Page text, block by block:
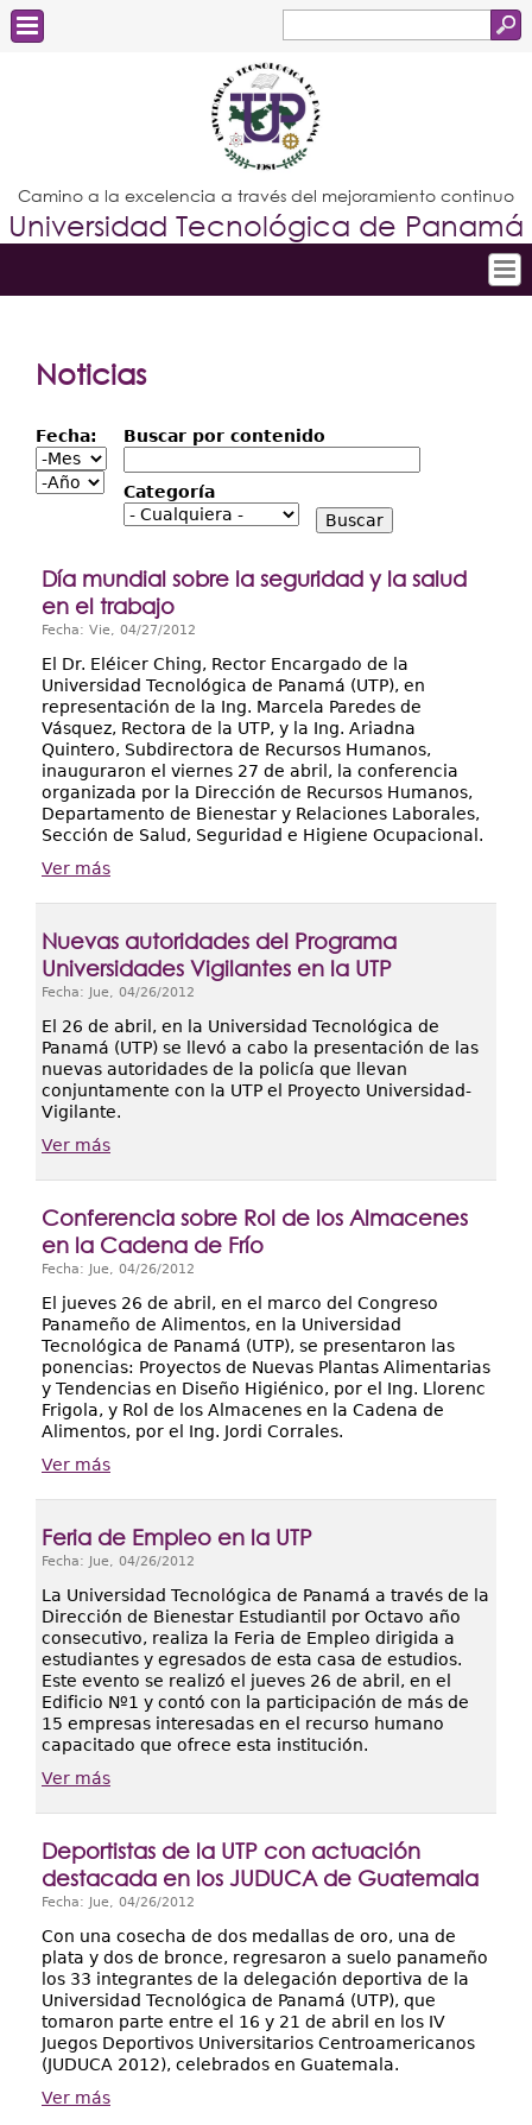
de
búsqueda
Estudiantes
Docentes
Administrativos
Graduados
Camino a la excelencia a través del mejoramiento continuo
Universidad Tecnológica de Panamá
Investigación
Facultades
Centros Regionales
Servicios
Internacional
Transparencia
Noticias
Fecha:
Fecha:
Mes
Año
Buscar por contenido
Categoría
Día mundial sobre la seguridad y la salud
en el trabajo
Fecha: Vie, 04/27/2012
El Dr. Eléicer Ching, Rector Encargado de la
Universidad Tecnológica de Panamá (UTP), en
representación de la Ing. Marcela Paredes de
Vásquez, Rectora de la UTP, y la Ing. Ariadna
Quintero, Subdirectora de Recursos Humanos,
inauguraron el viernes 27 de abril, la conferencia
organizada por la Dirección de Recursos Humanos,
Departamento de Bienestar y Relaciones Laborales,
Sección de Salud, Seguridad e Higiene Ocupacional.
Ver más
Nuevas autoridades del Programa
Universidades Vigilantes en la UTP
Fecha: Jue, 04/26/2012
El 26 de abril, en la Universidad Tecnológica de
Panamá (UTP) se llevó a cabo la presentación de las
nuevas autoridades de la policía que llevan
conjuntamente con la UTP el Proyecto Universidad-
Vigilante.
Ver más
Conferencia sobre Rol de los Almacenes
en la Cadena de Frío
Fecha: Jue, 04/26/2012
El jueves 26 de abril, en el marco del Congreso
Panameño de Alimentos, en la Universidad
Tecnológica de Panamá (UTP), se presentaron las
ponencias: Proyectos de Nuevas Plantas Alimentarias
y Tendencias en Diseño Higiénico, por el Ing. Llorenc
Frigola, y Rol de los Almacenes en la Cadena de
Alimentos, por el Ing. Jordi Corrales.
Ver más
Feria de Empleo en la UTP
Fecha: Jue, 04/26/2012
La Universidad Tecnológica de Panamá a través de la
Dirección de Bienestar Estudiantil por Octavo año
consecutivo, realiza la Feria de Empleo dirigida a
estudiantes y egresados de esta casa de estudios.
Este evento se realizó el jueves 26 de abril, en el
Edificio Nº1 y contó con la participación de más de
15 empresas interesadas en el recurso humano
capacitado que ofrece esta institución.
Ver más
Deportistas de la UTP con actuación
destacada en los JUDUCA de Guatemala
Fecha: Jue, 04/26/2012
Con una cosecha de dos medallas de oro, una de
plata y dos de bronce, regresaron a suelo panameño
los 33 integrantes de la delegación deportiva de la
Universidad Tecnológica de Panamá (UTP), que
tomaron parte entre el 16 y 21 de abril en los IV
Juegos Deportivos Universitarios Centroamericanos
(JUDUCA 2012), celebrados en Guatemala.
Ver más